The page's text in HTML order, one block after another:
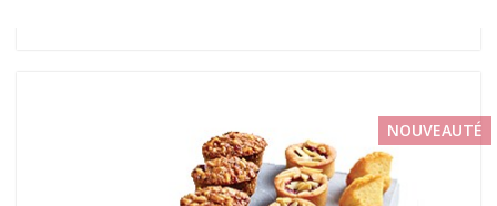
NOUVEAUTÉ